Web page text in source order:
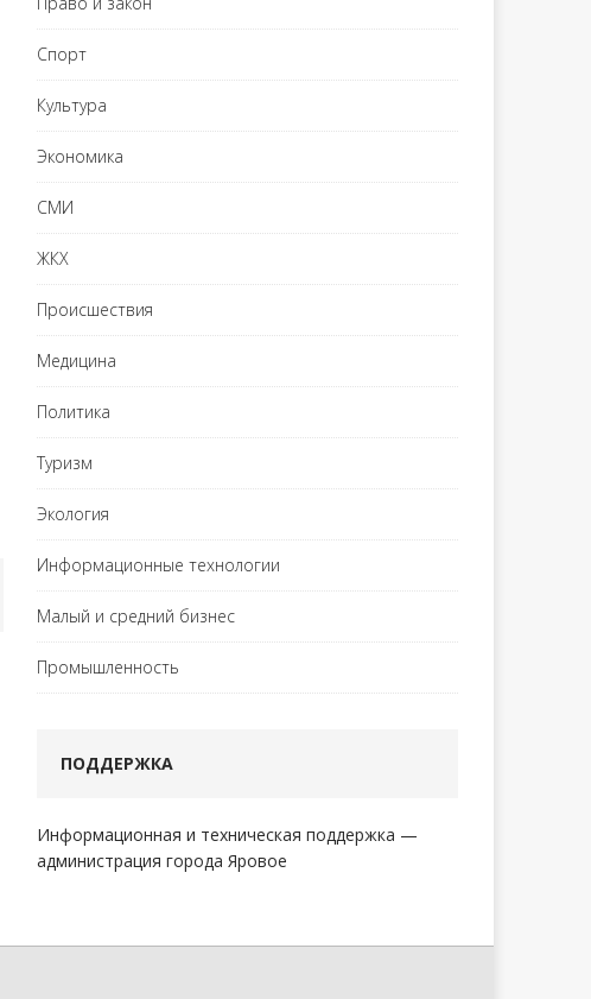
Спорт
Культура
Экономика
СМИ
ЖКХ
Происшествия
Медицина
Политика
Туризм
Экология
Информационные технологии
Малый и средний бизнес
Промышленность
ПОДДЕРЖКА
Информационная и техническая поддержка —
администрация города Яровое